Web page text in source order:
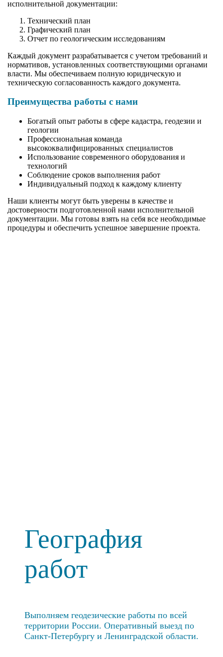
исполнительной документации:
Технический план
Графический план
Отчет по геологическим исследованиям
Каждый документ разрабатывается с учетом требований и
нормативов, установленных соответствующими органами
власти. Мы обеспечиваем полную юридическую и
техническую согласованность каждого документа.
Преимущества работы с нами
Богатый опыт работы в сфере кадастра, геодезии и
геологии
Профессиональная команда
высококвалифицированных специалистов
Использование современного оборудования и
технологий
Соблюдение сроков выполнения работ
Индивидуальный подход к каждому клиенту
Наши клиенты могут быть уверены в качестве и
достоверности подготовленной нами исполнительной
документации. Мы готовы взять на себя все необходимые
процедуры и обеспечить успешное завершение проекта.
География
работ
Выполняем геодезические работы по всей
территории России. Оперативный выезд по
Санкт-Петербургу и Ленинградской области.